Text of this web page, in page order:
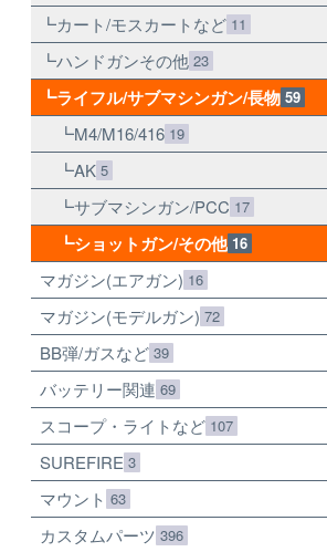
カート/モスカートなど 11
ハンドガンその他 23
ライフル/サブマシンガン/長物 59
M4/M16/416 19
AK 5
サブマシンガン/PCC 17
ショットガン/その他 16
マガジン(エアガン) 16
マガジン(モデルガン) 72
BB弾/ガスなど 39
バッテリー関連 69
スコープ・ライトなど 107
SUREFIRE 3
マウント 63
カスタムパーツ 396